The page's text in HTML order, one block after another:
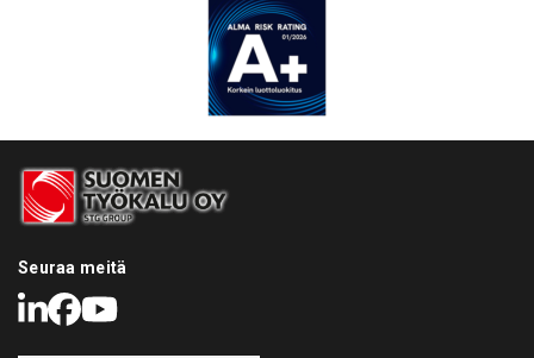
Seuraa meitä
LinkedIn
Facebook
Youtube